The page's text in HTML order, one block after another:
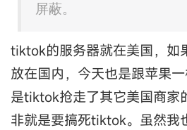
屏蔽。
tiktok的服务器就在美国，如
放在国内，今天也是跟苹果
是tiktok抢走了其它美国商家
非就是要搞死tiktok。虽然我